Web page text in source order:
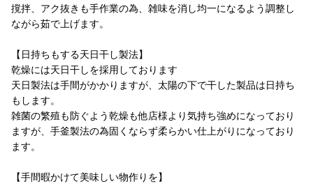
撹拌、アク抜きも手作業の為、雑味を消し均一になるよう調整し
ながら茹で上げます。
【日持ちもする天日干し製法】
乾燥には天日干しを採用しております
天日製法は手間がかかりますが、太陽の下で干した製品は日持ち
もします。
雑菌の繁殖も防ぐよう乾燥も他店様より気持ち強めになっており
ますが、手釜製法の為固くならず柔らかい仕上がりになっており
ます。
【手間暇かけて美味しい物作りを】